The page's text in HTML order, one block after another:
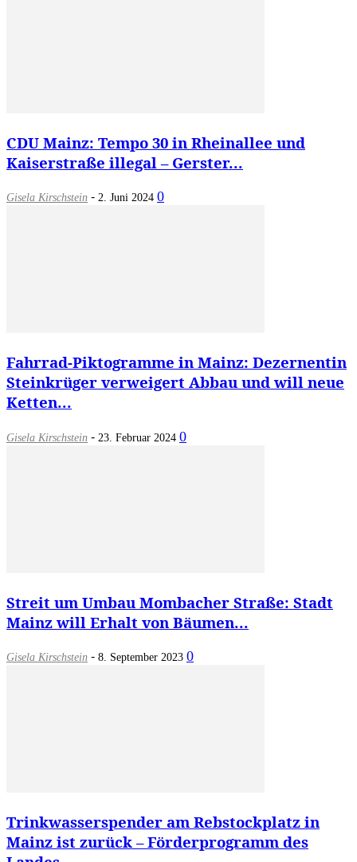
CDU Mainz: Tempo 30 in Rheinallee und
Kaiserstraße illegal – Gerster...
Gisela Kirschstein - 2. Juni 2024 0
Fahrrad-Piktogramme in Mainz: Dezernentin
Steinkrüger verweigert Abbau und will neue
Ketten...
Gisela Kirschstein - 23. Februar 2024 0
Streit um Umbau Mombacher Straße: Stadt
Mainz will Erhalt von Bäumen...
Gisela Kirschstein - 8. September 2023 0
Trinkwasserspender am Rebstockplatz in
Mainz ist zurück – Förderprogramm des